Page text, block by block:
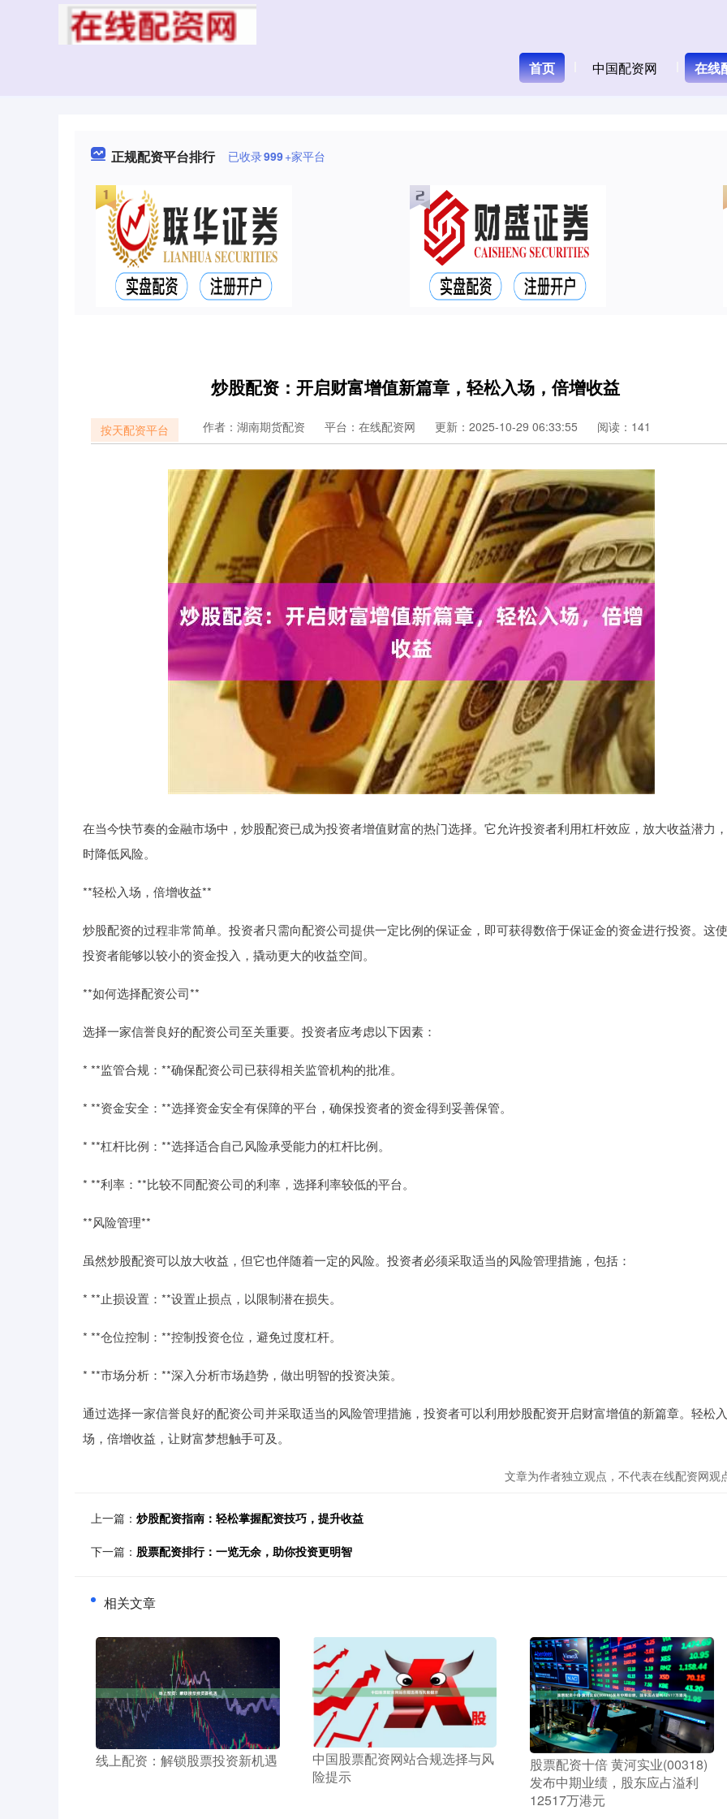
首页 中国配资网 在线
正规配资平台排行 已收录999+家平台
炒股配资：开启财富增值新篇章，轻松入场，倍增收益
按天配资平台 作者：湖南期货配资 平台：在线配资网 更新：2025-10-29 06:33:55 阅读：141
在当今快节奏的金融市场中，炒股配资已成为投资者增值财富的热门选择。它允许投资者利用杠杆效应，放大收益潜力
时降低风险。
**轻松入场，倍增收益**
炒股配资的过程非常简单。投资者只需向配资公司提供一定比例的保证金，即可获得数倍于保证金的资金进行投资。这
投资者能够以较小的资金投入，撬动更大的收益空间。
**如何选择配资公司**
选择一家信誉良好的配资公司至关重要。投资者应考虑以下因素：
* **监管合规：**确保配资公司已获得相关监管机构的批准。
* **资金安全：**选择资金安全有保障的平台，确保投资者的资金得到妥善保管。
* **杠杆比例：**选择适合自己风险承受能力的杠杆比例。
* **利率：**比较不同配资公司的利率，选择利率较低的平台。
**风险管理**
虽然炒股配资可以放大收益，但它也伴随着一定的风险。投资者必须采取适当的风险管理措施，包括：
* **止损设置：**设置止损点，以限制潜在损失。
* **仓位控制：**控制投资仓位，避免过度杠杆。
* **市场分析：**深入分析市场趋势，做出明智的投资决策。
通过选择一家信誉良好的配资公司并采取适当的风险管理措施，投资者可以利用炒股配资开启财富增值的新篇章。轻松入
场，倍增收益，让财富梦想触手可及。
文章为作者独立观点，不代表在线配资网观
上一篇： 炒股配资指南：轻松掌握配资技巧，提升收益
下一篇： 股票配资排行：一览无余，助你投资更明智
相关文章
​线上配资：解锁股票投资新机遇
​中国股票配资网站合规选择与风
险提示
​股票配资十倍 黄河实业(00318)
发布中期业绩，股东应占溢利
12517万港元